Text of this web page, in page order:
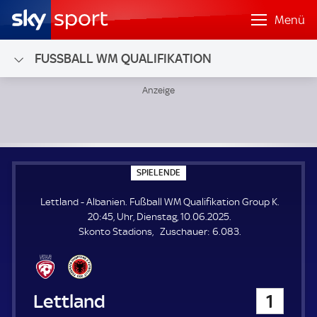
Menü
FUSSBALL WM QUALIFIKATION
SPIELENDE
P
E
L
E
N
Lettland - Albanien. Fußball WM Qualifikation Group K.
20:45, Uhr, Dienstag, 10.06.2025.
Skonto Stadions
Zuschauer: Z
6.083.
Lettland 1